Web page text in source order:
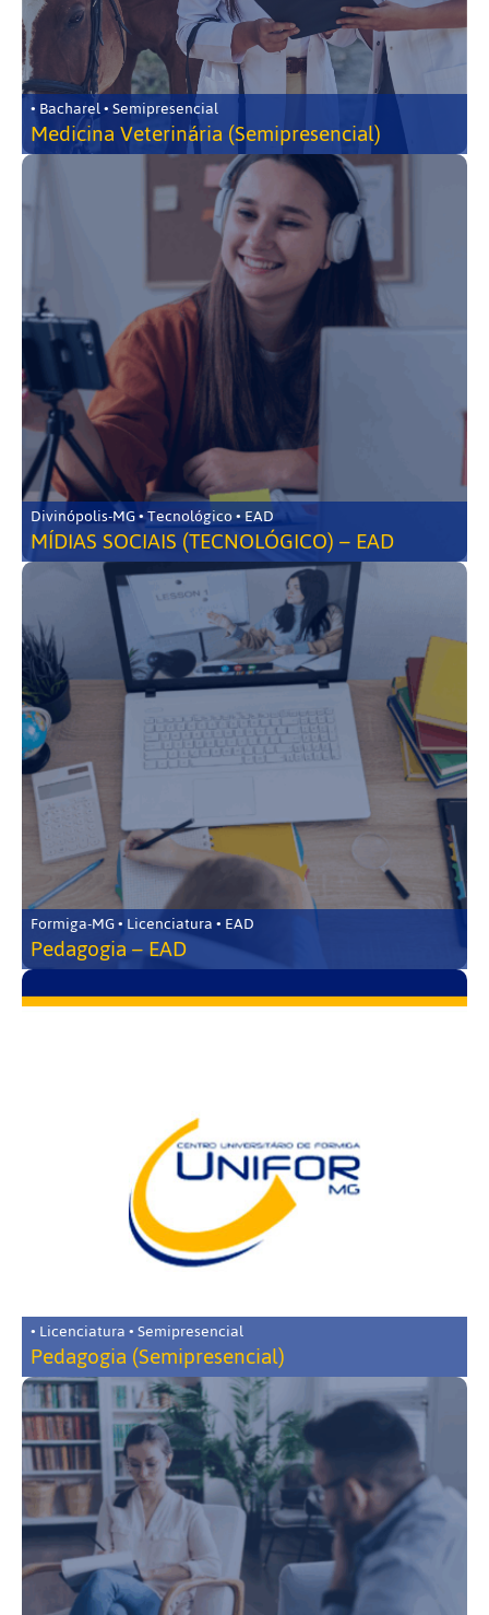
• Bacharel • Semipresencial
Medicina Veterinária (Semipresencial)
Divinópolis-MG • Tecnológico • EAD
MÍDIAS SOCIAIS (TECNOLÓGICO) – EAD
Formiga-MG • Licenciatura • EAD
Pedagogia – EAD
• Licenciatura • Semipresencial
Pedagogia (Semipresencial)